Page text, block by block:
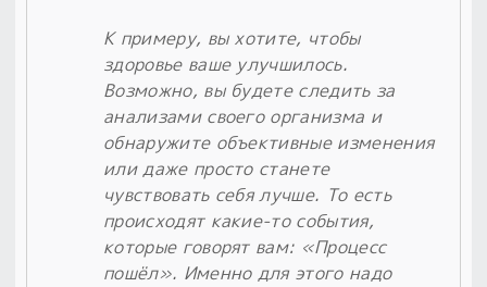
К примеру, вы хотите, чтобы
здоровье ваше улучшилось.
Возможно, вы будете следить за
анализами своего организма и
обнаружите объективные изменения
или даже просто станете
чувствовать себя лучше. То есть
происходят какие-то события,
которые говорят вам: «Процесс
пошёл». Именно для этого надо